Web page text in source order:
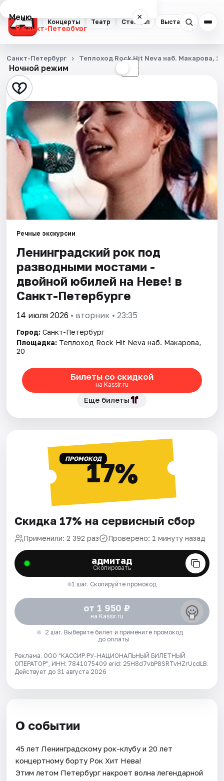
Концерты Театр Стендап Выставки
Меню ×
Санкт-Петербург
Концерты
Театр
Стендап
Выставки
Квесты
Экскурсии
Спорт
События
Города
Площадки
Артисты
Рейтинги
Ночной режим ☾
Санкт-Петербург Теплоход Rock Hit Neva наб. Макарова,
Речные экскурсии
Ленинградский рок под
разводными мостами -
двойной юбилей на Неве! в
Санкт-Петербурге
14 июля 2026 • вторник • 23:35
Город: Санкт-Петербург
Площадка: Теплоход Rock Hit Neva наб. Макарова,
20
Билеты со скидкой
на Kassir.ru
Еще билеты
ПРОМОКОД17%
Скидка 17% на сервисный сбор
Применили: 2 392 раз Проверено: 1 минуту назад
адмитад
Скопировать
1 шаг. Скопируйте промокод
от 1 950 ₽
на Kassir.ru
2 шаг. Выберите билет и примените промокод
до оплаты
Реклама. ООО "КАССИР.РУ-НАЦИОНАЛЬНЫЙ БИЛЕТНЫЙ
ОПЕРАТОР", ИНН: 7841075409 erid: 25H8d7vbP8SRTvHZrUcdLB.
Действует до 31 августа 2026
О событии
45 лет Ленинградскому рок-клубу и 20 лет
концертному борту Рок Хит Нева!
Этим летом Петербург накроет волна легендарной